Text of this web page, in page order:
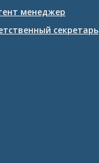
менеджер
cекретарь